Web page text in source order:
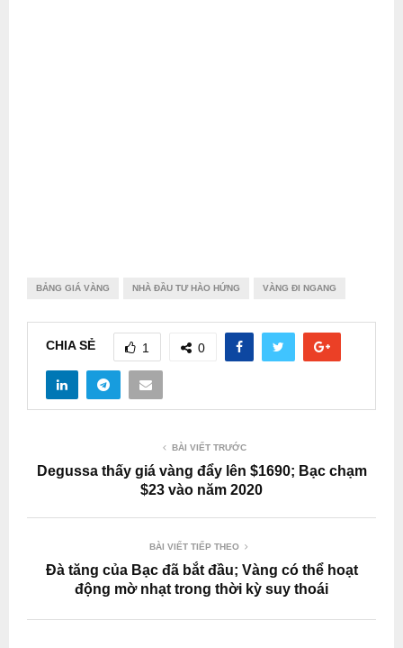
BẢNG GIÁ VÀNG NHÀ ĐẦU TƯ HÀO HỨNG VÀNG ĐI NGANG
CHIA SẺ 1 0
BÀI VIẾT TRƯỚC
Degussa thấy giá vàng đẩy lên $1690; Bạc chạm
$23 vào năm 2020
BÀI VIẾT TIẾP THEO
Đà tăng của Bạc đã bắt đầu; Vàng có thể hoạt
động mờ nhạt trong thời kỳ suy thoái